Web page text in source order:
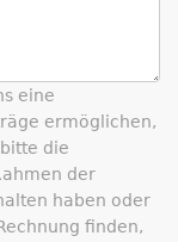
eine
ermöglichen,
die
der
haben oder
finden,